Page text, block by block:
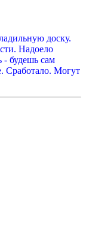
доску.
Надоело
- будешь сам
Сработало. Могут